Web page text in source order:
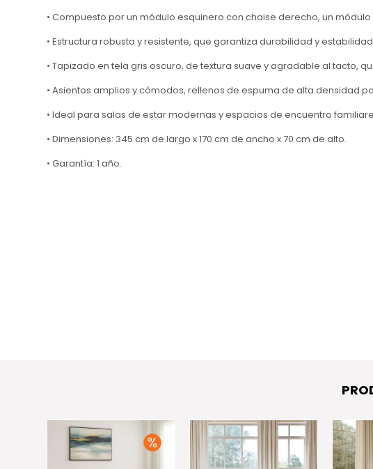
• Compuesto por un módulo esquinero con chaise derecho, un
• Estructura robusta y resistente, que garantiza durabilidad y
• Tapizado en tela gris oscuro, de textura suave y agradable al tacto,
• Asientos amplios y cómodos, rellenos de espuma de alta densidad
• Ideal para salas de estar modernas y espacios de encuentro
• Dimensiones: 345 cm de largo x 170 cm de ancho x 70 cm de alto.
• Garantía: 1 año.